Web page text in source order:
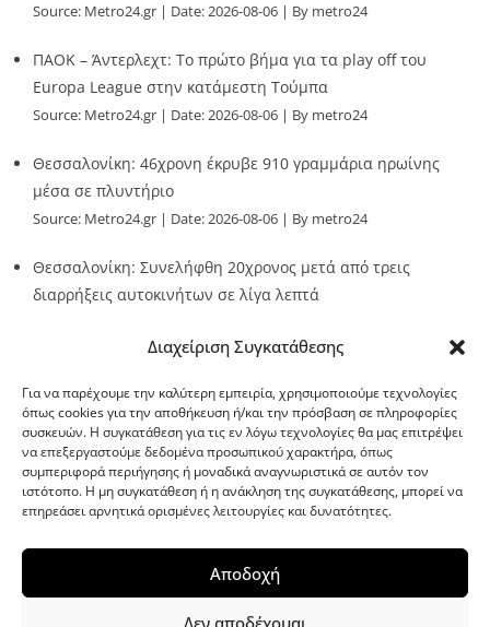
Διαχείριση Συγκατάθεσης
Για να παρέχουμε την καλύτερη εμπειρία, χρησιμοποιούμε τεχνολογίες
όπως cookies για την αποθήκευση ή/και την πρόσβαση σε πληροφορίες
συσκευών. Η συγκατάθεση για τις εν λόγω τεχνολογίες θα μας επιτρέψει
να επεξεργαστούμε δεδομένα προσωπικού χαρακτήρα, όπως
συμπεριφορά περιήγησης ή μοναδικά αναγνωριστικά σε αυτόν τον
ιστότοπο. Η μη συγκατάθεση ή η ανάκληση της συγκατάθεσης, μπορεί να
επηρεάσει αρνητικά ορισμένες λειτουργίες και δυνατότητες.
Αποδοχή
Δεν αποδέχομαι
Source: Metro24.gr Date: 2026-08-06 By metro24
ΠΑΟΚ – Άντερλεχτ: Το πρώτο βήμα για τα play off του
Europa League στην κατάμεστη Τούμπα
Source: Metro24.gr Date: 2026-08-06 By metro24
Θεσσαλονίκη: 46χρονη έκρυβε 910 γραμμάρια ηρωίνης
μέσα σε πλυντήριο
Source: Metro24.gr Date: 2026-08-06 By metro24
Θεσσαλονίκη: Συνελήφθη 20χρονος μετά από τρεις
διαρρήξεις αυτοκινήτων σε λίγα λεπτά
G-point.gr